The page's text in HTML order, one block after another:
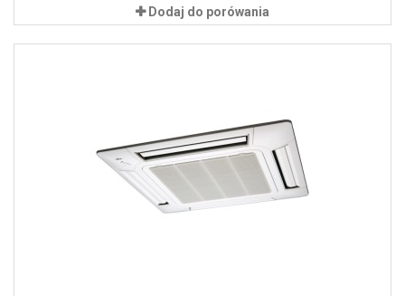
Dodaj do porówania